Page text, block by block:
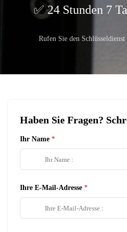
24 Stunden 7
Rufen Sie den
Haben Sie Fragen?
Ihr Name
Ihre E-Mail-Adresse